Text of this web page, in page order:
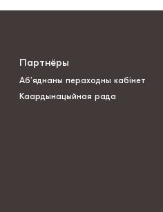
Партнёры
Аб’яднаны пераходны кабінет
Каардынацыйная рада